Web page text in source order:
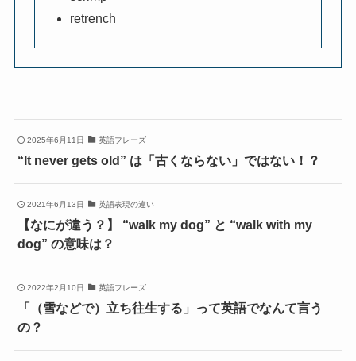
retrench
2025年6月11日 英語フレーズ
“It never gets old” は「古くならない」ではない！？
2021年6月13日 英語表現の違い
【なにが違う？】 “walk my dog” と “walk with my
dog” の意味は？
2022年2月10日 英語フレーズ
「（雪などで）立ち往生する」って英語でなんて言う
の？